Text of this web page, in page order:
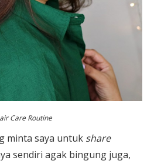
Care Routine
minta saya untuk share
sendiri agak bingung juga,